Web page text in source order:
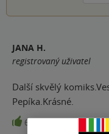
JANA H.
registrovaný uživatel
Další skvělý
Pepíka.Krásné.
60